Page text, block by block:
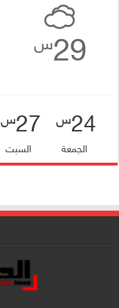
29س
24س
الجمعة
27س
السبت